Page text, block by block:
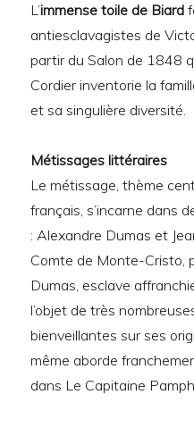
L’immense toile de Biard
antiesclavagistes de
partir du Salon de 1848
Cordier inventorie la
et sa singulière diversité.
Métissages littéraires
Le métissage, thème
français, s’incarne dans
: Alexandre Dumas et
Comte de Monte-Cristo,
Dumas, esclave
l’objet de très
bienveillantes sur ses
même aborde
dans Le Capitaine